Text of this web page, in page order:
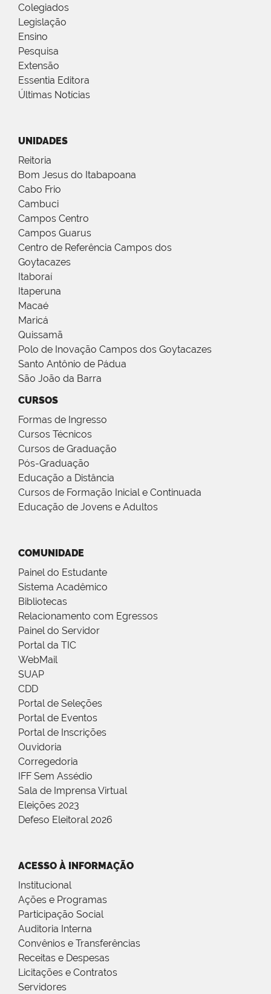
Colegiados
Legislação
Ensino
Pesquisa
Extensão
Essentia Editora
Últimas Notícias
UNIDADES
Reitoria
Bom Jesus do Itabapoana
Cabo Frio
Cambuci
Campos Centro
Campos Guarus
Centro de Referência Campos dos
Goytacazes
Itaboraí
Itaperuna
Macaé
Maricá
Quissamã
Polo de Inovação Campos dos Goytacazes
Santo Antônio de Pádua
São João da Barra
CURSOS
Formas de Ingresso
Cursos Técnicos
Cursos de Graduação
Pós-Graduação
Educação a Distância
Cursos de Formação Inicial e Continuada
Educação de Jovens e Adultos
COMUNIDADE
Painel do Estudante
Sistema Acadêmico
Bibliotecas
Relacionamento com Egressos
Painel do Servidor
Portal da TIC
WebMail
SUAP
CDD
Portal de Seleções
Portal de Eventos
Portal de Inscrições
Ouvidoria
Corregedoria
IFF Sem Assédio
Sala de Imprensa Virtual
Eleições 2023
Defeso Eleitoral 2026
ACESSO À INFORMAÇÃO
Institucional
Ações e Programas
Participação Social
Auditoria Interna
Convênios e Transferências
Receitas e Despesas
Licitações e Contratos
Servidores